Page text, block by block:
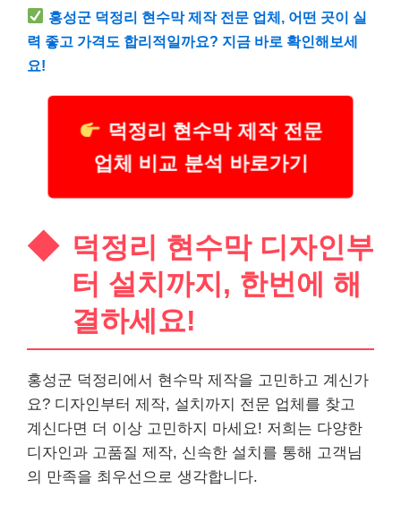
홍성군 덕정리 현수막 제작 전문 업체, 어떤 곳이 실
력 좋고 가격도 합리적일까요? 지금 바로 확인해보세
요!
덕정리 현수막 제작 전문
업체 비교 분석 바로가기
덕정리 현수막 디자인부
터 설치까지, 한번에 해
결하세요!
홍성군 덕정리에서 현수막 제작을 고민하고 계신가
요? 디자인부터 제작, 설치까지 전문 업체를 찾고
계신다면 더 이상 고민하지 마세요! 저희는 다양한
디자인과 고품질 제작, 신속한 설치를 통해 고객님
의 만족을 최우선으로 생각합니다.